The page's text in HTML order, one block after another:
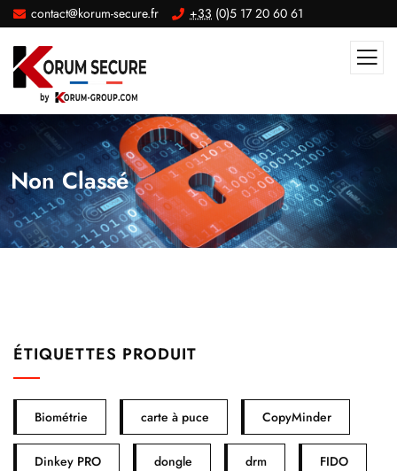
contact@korum-secure.fr +33 (0)5 17 20 60 61
Non Classé
ÉTIQUETTES PRODUIT
Biométrie carte à puce CopyMinder
Dinkey PRO dongle drm FIDO